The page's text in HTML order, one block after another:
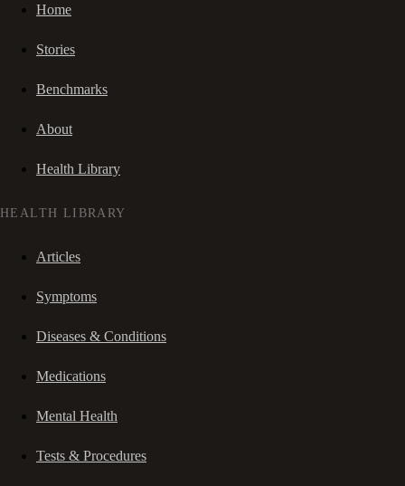
Home
Stories
Benchmarks
About
Health Library
HEALTH LIBRARY
Articles
Symptoms
Diseases & Conditions
Medications
Mental Health
Tests & Procedures